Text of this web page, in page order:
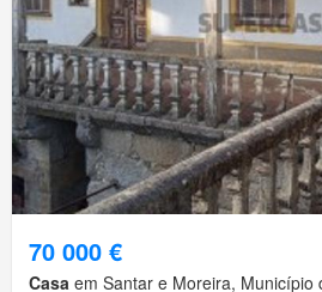
70 000 €
Casa em Santar e Moreira, Município